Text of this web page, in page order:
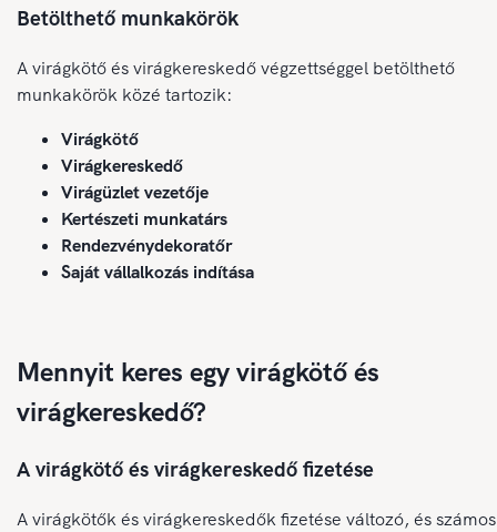
Betölthető munkakörök
A virágkötő és virágkereskedő végzettséggel betölthető
munkakörök közé tartozik:
Virágkötő
Virágkereskedő
Virágüzlet vezetője
Kertészeti munkatárs
Rendezvénydekoratőr
Saját vállalkozás indítása
Mennyit keres egy virágkötő és
virágkereskedő?
A virágkötő és virágkereskedő fizetése
A virágkötők és virágkereskedők fizetése változó, és számos